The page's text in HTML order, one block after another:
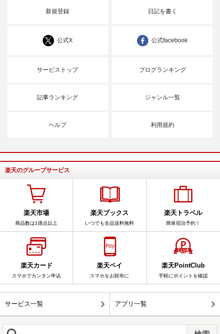
新規登録 日記を書く
公式X 公式facebook
サービストップ ブログランキング
記事ランキング ジャンル一覧
ヘルプ 利用規約
楽天のグループサービス
楽天市場
商品数は1億点以上
楽天ブックス
いつでも全品送料無料
楽天トラベル
簡単宿泊予約！
楽天カード
スマホでカンタン申込
楽天ペイ
スマホをお財布に
楽天PointClub
手軽にポイントを確認
サービス一覧 アプリ一覧